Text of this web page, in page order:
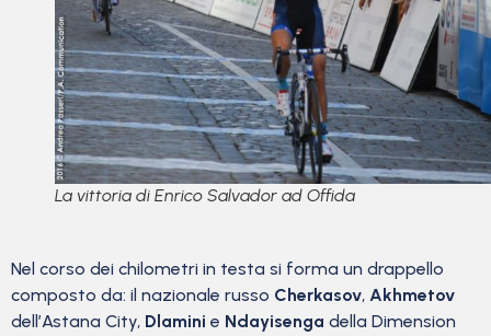
La vittoria di Enrico Salvador ad Offida
Nel corso dei chilometri in testa si forma un drappello
composto da: il nazionale russo Cherkasov, Akhmetov
dell’Astana City, Dlamini e Ndayisenga della Dimension